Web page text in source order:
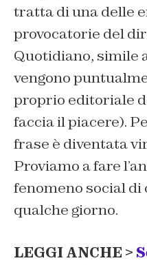
tratta di una delle
provocatorie del
Quotidiano, simile
vengono
proprio editoriale
faccia il piacere).
frase è diventata
Proviamo a fare
fenomeno social di
qualche giorno.
LEGGI ANCHE >